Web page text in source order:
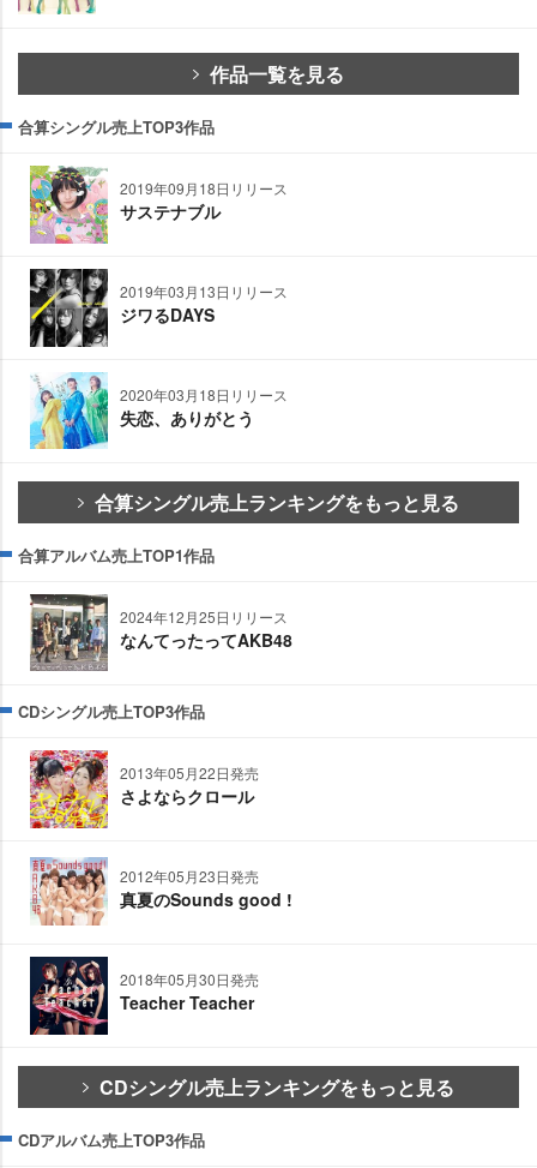
作品一覧を見る
合算シングル売上TOP3作品
2019年09月18日リリース
サステナブル
2019年03月13日リリース
ジワるDAYS
2020年03月18日リリース
失恋、ありがとう
合算シングル売上ランキングをもっと見る
合算アルバム売上TOP1作品
2024年12月25日リリース
なんてったってAKB48
CDシングル売上TOP3作品
2013年05月22日発売
さよならクロール
2012年05月23日発売
真夏のSounds good !
2018年05月30日発売
Teacher Teacher
CDシングル売上ランキングをもっと見る
CDアルバム売上TOP3作品